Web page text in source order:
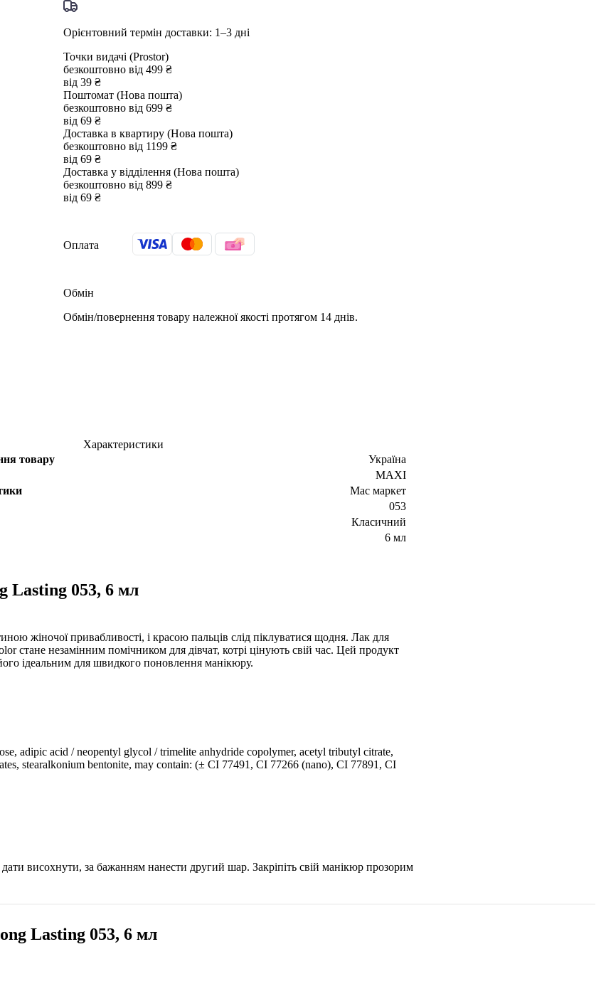
Орієнтовний термін доставки: 1–3 дні
Точки видачі (Prostor)
безкоштовно від 499 ₴
від 39 ₴
Поштомат (Нова пошта)
безкоштовно від 699 ₴
від 69 ₴
Доставка в квартиру (Нова пошта)
безкоштовно від 1199 ₴
від 69 ₴
Доставка у відділення (Нова пошта)
безкоштовно від 899 ₴
від 69 ₴
Оплата
Обмін
Обмін/повернення товару належної якості протягом 14 днів.
Характеристики
товару
Україна
MAXI
Мас маркет
053
Класичний
6 мл
Lasting 053, 6 мл
жіночої привабливості, і красою пальців слід піклуватися щодня. Лак для
стане незамінним помічником для дівчат, котрі цінують свій час. Цей продукт
ідеальним для швидкого поновлення манікюру.
adipic acid / neopentyl glycol / trimelite anhydride copolymer, acetyl tributyl citrate,
stearalkonium bentonite, may contain: (± CI 77491, CI 77266 (nano), CI 77891, CI
висохнути, за бажанням нанести другий шар. Закріпіть свій манікюр прозорим
Lasting 053, 6 мл